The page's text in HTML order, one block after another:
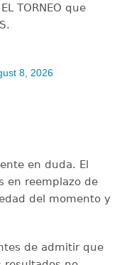
TORNEO que
8, 2026
en duda. El
en reemplazo de
del momento y
de admitir que